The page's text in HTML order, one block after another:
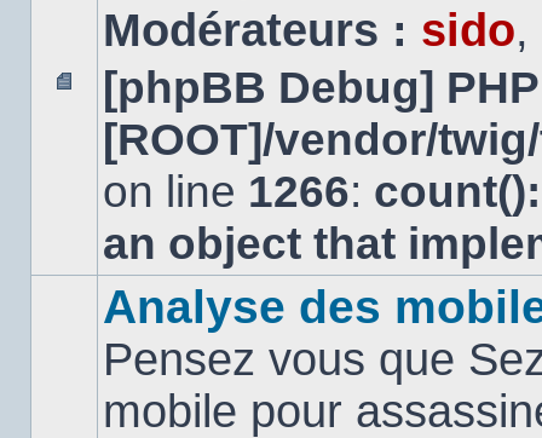
Aucun
message
non
Modérateurs : sido,
[phpBB Debug]
[ROOT]/vendor/
on line 1266:
an object that
Analyse des
Pensez vous que
mobile pour